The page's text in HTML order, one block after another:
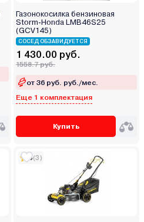
Газонокосилка бензиновая
Storm-Honda LMB46S25
(GCV145)
СОСЕД ОБЗАВИДУЕТСЯ
1 430.00 руб.
1558.7 руб.
от 36 руб. руб./мес.
Еще 1 комплектация
Купить
5(3)